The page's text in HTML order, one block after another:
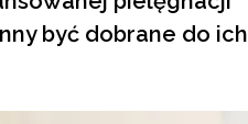
być dobrane do ich